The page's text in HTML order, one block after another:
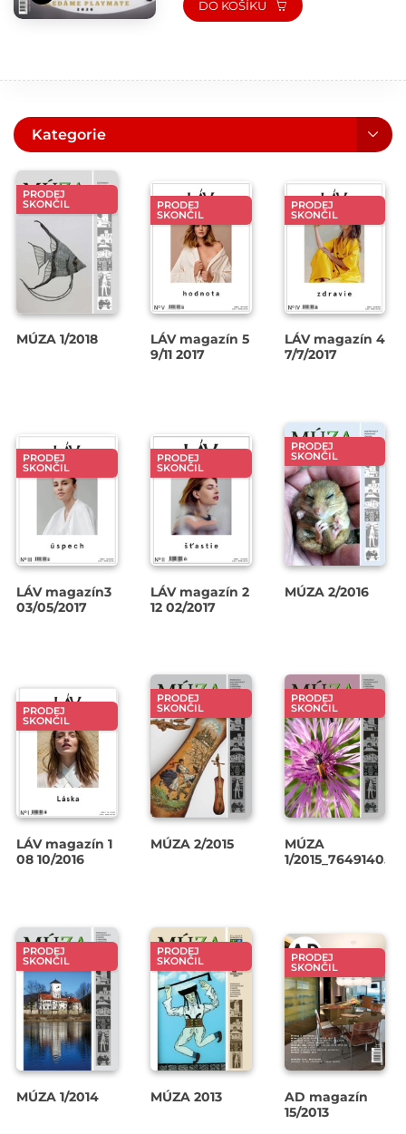
DO KOŠÍKU
Kategorie
PRODEJ
SKONČIL
MÚZA 1/2018
PRODEJ
SKONČIL
LÁV magazín 5
9/11 2017
PRODEJ
SKONČIL
LÁV magazín 4
7/7/2017
PRODEJ
SKONČIL
LÁV magazín3
03/05/2017
PRODEJ
SKONČIL
LÁV magazín 2
12 02/2017
PRODEJ
SKONČIL
MÚZA 2/2016
PRODEJ
SKONČIL
LÁV magazín 1
08 10/2016
PRODEJ
SKONČIL
MÚZA 2/2015
PRODEJ
SKONČIL
MÚZA
1/
PRODEJ
SKONČIL
MÚZA 1/2014
PRODEJ
SKONČIL
MÚZA 2013
PRODEJ
SKONČIL
AD magazín
15/2013